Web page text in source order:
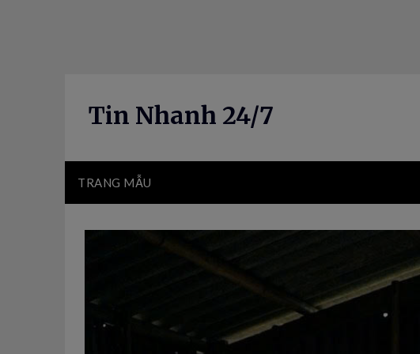
Tin Nhanh 24/7
TRANG MẪU